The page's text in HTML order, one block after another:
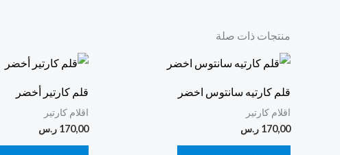
منتجات ذات صلة
قلم كارتيه سانتوس اخضر
اقلام كارتير
170,00 ر.س
قلم كارتير أخضر
اقلام كارتير
170,00 ر.س